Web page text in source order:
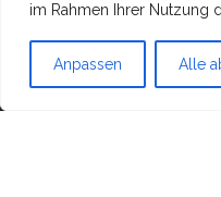
im Rahmen Ihrer Nutzung
Anpassen Alle
Mit Stolz präsentiert